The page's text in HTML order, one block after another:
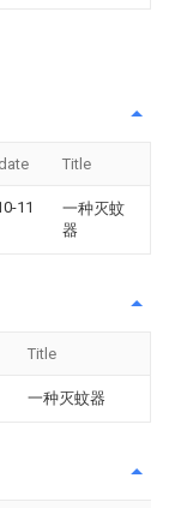
Title
11
一种灭蚊
器
Title
一种灭蚊器